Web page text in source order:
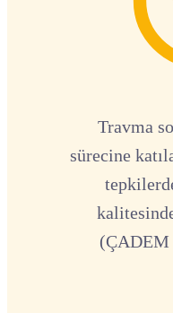
Travma
sürecine
(ÇADEM